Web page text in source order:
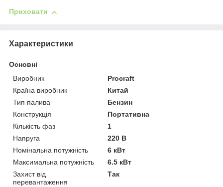
Приховати
Характеристики
Основні
Виробник
Procraft
Країна виробник
Китай
Тип палива
Бензин
Конструкція
Портативна
Кількість фаз
1
Напруга
220 В
Номінальна потужність
6 кВт
Максимальна потужність
6.5 кВт
Захист від
перевантаження
Так